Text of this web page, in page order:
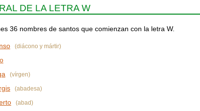
DE LA LETRA W
36 nombres de santos que comienzan con la letra W.
(diácono y mártir)
(vírgen)
(abadesa)
(abad)